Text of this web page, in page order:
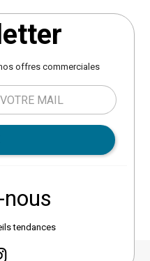
offres commerciales
tendances